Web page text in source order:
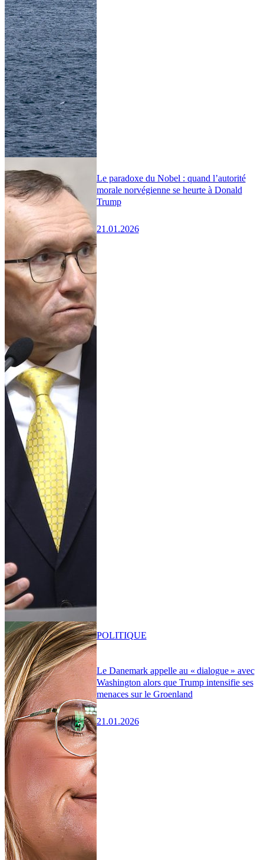
Le paradoxe du Nobel : quand l’autorité
morale norvégienne se heurte à Donald
Trump
21.01.2026
Le Danemark appelle au « dialogue » avec
Washington alors que Trump intensifie ses
menaces sur le Groenland
21.01.2026
POLITIQUE